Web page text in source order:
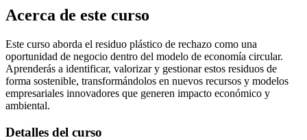
Acerca de este curso
Este curso aborda el residuo plástico de rechazo como una
oportunidad de negocio dentro del modelo de economía circular.
Aprenderás a identificar, valorizar y gestionar estos residuos de
forma sostenible, transformándolos en nuevos recursos y modelos
empresariales innovadores que generen impacto económico y
ambiental.
Detalles del curso